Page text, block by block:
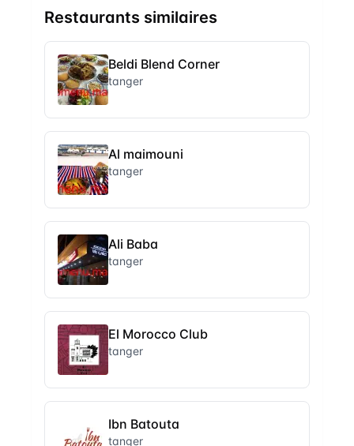
Restaurants similaires
Beldi Blend Corner
tanger
Al maimouni
tanger
Ali Baba
tanger
El Morocco Club
tanger
Ibn Batouta
tanger